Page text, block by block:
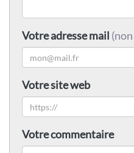
Votre adresse mail
Votre site web
Votre commentaire